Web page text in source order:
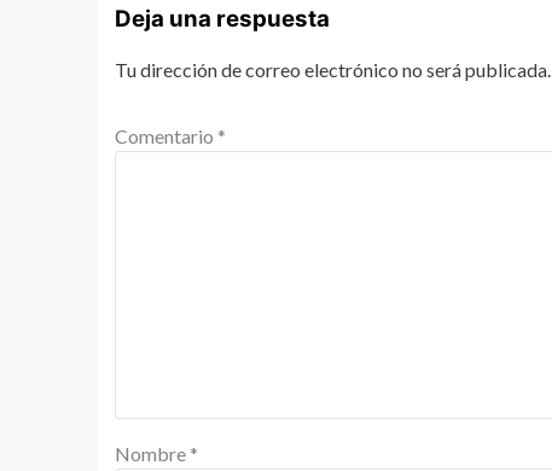
Deja una respuesta
Tu dirección de correo electrónico no será publicada.
Comentario *
Nombre *